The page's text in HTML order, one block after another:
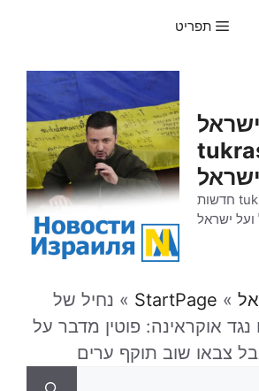
תפריט
tukrasotka.com חדשות
ישראל
»
StartPage
» נחיל של
נגד אוקראינה: פוטין מדבר על
צבאו שוב תוקף ערים